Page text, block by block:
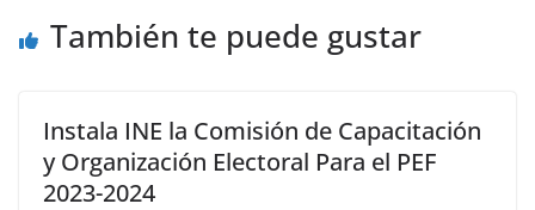
También te puede gustar
Instala INE la Comisión de Capacitación
y Organización Electoral Para el PEF
2023-2024